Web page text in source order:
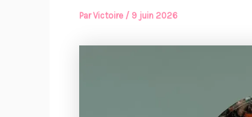
ParVictoire / 9 juin 2026